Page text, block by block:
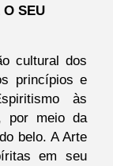
O SEU
cultural dos
princípios e
às
por meio da
belo. A Arte
em seu